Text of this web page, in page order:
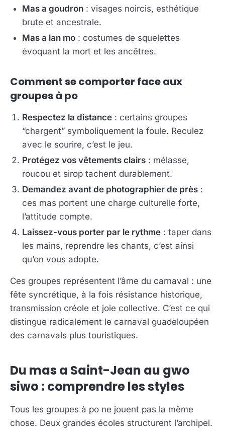
Mas a goudron : visages noircis, esthétique
brute et ancestrale.
Mas a lan mo : costumes de squelettes
évoquant la mort et les ancêtres.
Comment se comporter face aux
groupes à po
Respectez la distance : certains groupes
“chargent” symboliquement la foule. Reculez
avec le sourire, c’est le jeu.
Protégez vos vêtements clairs : mélasse,
roucou et sirop tachent durablement.
Demandez avant de photographier de près :
ces mas portent une charge culturelle forte,
l’attitude compte.
Laissez-vous porter par le rythme : taper dans
les mains, reprendre les chants, c’est ainsi
qu’on vous adopte.
Ces groupes représentent l’âme du carnaval : une
fête syncrétique, à la fois résistance historique,
transmission créole et joie collective. C’est ce qui
distingue radicalement le carnaval guadeloupéen
des carnavals plus touristiques.
Du mas a Saint-Jean au gwo
siwo : comprendre les styles
Tous les groupes à po ne jouent pas la même
chose. Deux grandes écoles structurent l’archipel.